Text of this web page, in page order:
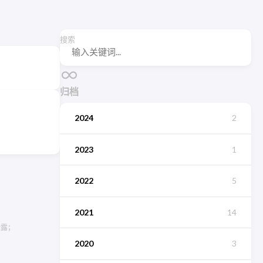
；
搜索
归档
2024 2
2023 1
2022 5
2021 14
2020 3